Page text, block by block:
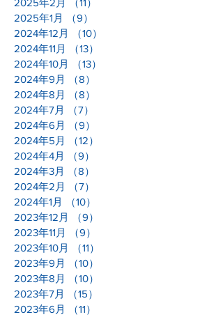
2025年2月
（11）
2025年1月
（9）
2024年12月
（10）
2024年11月
（13）
2024年10月
（13）
2024年9月
（8）
2024年8月
（8）
2024年7月
（7）
2024年6月
（9）
2024年5月
（12）
2024年4月
（9）
2024年3月
（8）
2024年2月
（7）
2024年1月
（10）
2023年12月
（9）
2023年11月
（9）
2023年10月
（11）
2023年9月
（10）
2023年8月
（10）
2023年7月
（15）
2023年6月
（11）